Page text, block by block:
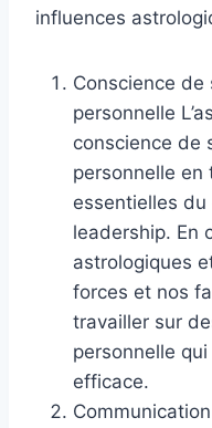
influences
Conscience de
personnelle
conscience de
personnelle en
essentielles
leadership. En
astrologiques
forces et nos
travailler sur
personnelle
efficace.